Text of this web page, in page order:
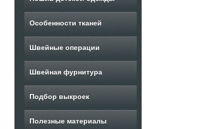
Особенности тканей
Швейные операции
Швейная фурнитура
Подбор выкроек
Полезные материалы